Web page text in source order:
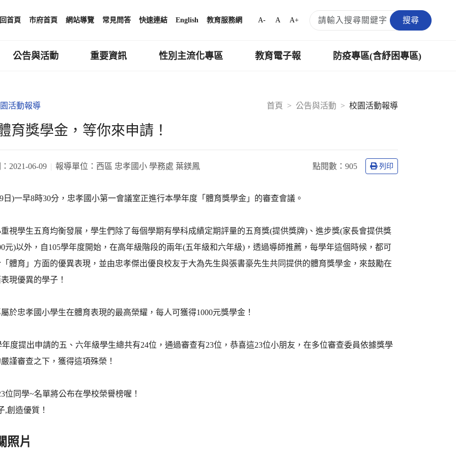
回首頁 市府首頁 網站導覽 常見問答 快速連結 English 教育服務網 A- A A+ 搜尋
公告與活動 重要資訊 性別主流化專區 教育電子報 防疫專區(含紓困專區)
首頁 公告與活動 校園活動報導
活動報導
育獎學金，等你來申請！
2021-06-09 報導單位： 西區 忠孝國小 學務處 葉鎂鳳 點閱數： 905 列印
日)一早8時30分，忠孝國小第一會議室正進行本學年度「體育獎學金」的審查會議。
視學生五育均衡發展，學生們除了每個學期有學科成績定期評量的五育獎(提供獎牌)、進步獎(家長會提供獎
元)以外，自105學年度開始，在高年級階段的兩年(五年級和六年級)，透過導師推薦，每學年這個時候，都可
體育」方面的優異表現，並由忠孝傑出優良校友于大為先生與張書豪先生共同提供的體育獎學金，來鼓勵在
現優異的學子！
於忠孝國小學生在體育表現的最高榮耀，每人可獲得1000元獎學金！
年度提出申請的五、六年級學生總共有24位，通過審查有23位，恭喜這23位小朋友，在多位審查委員依據獎學
謹審查之下，獲得這項殊榮！
位同學~名單將公布在學校榮譽榜喔！
,創造優質！
照片